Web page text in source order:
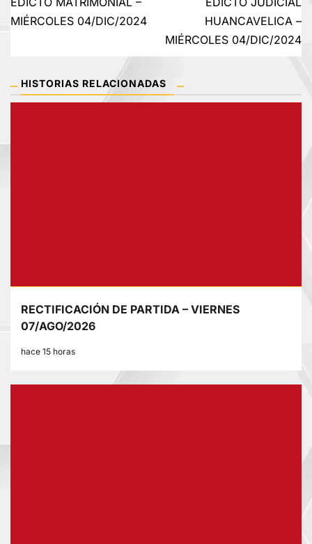
de
MIÉRCOLES 04/DIC/2024
HUANCAVELICA –
MIÉRCOLES 04/DIC/2024
HISTORIAS RELACIONADAS
RECTIFICACIÓN DE PARTIDA – VIERNES
07/AGO/2026
hace 15 horas